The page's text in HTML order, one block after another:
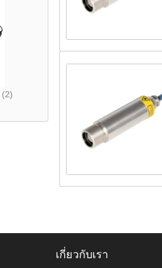
(2)
เกี่ยวกับเรา